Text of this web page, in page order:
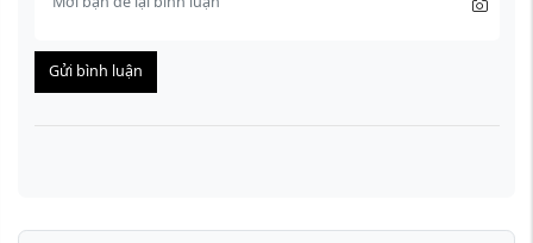
Gửi bình luận